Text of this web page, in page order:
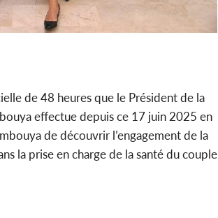
de 48 heures que le Président de la
effectue depuis ce 17 juin 2025 en
de découvrir l’engagement de la
la prise en charge de la santé du couple